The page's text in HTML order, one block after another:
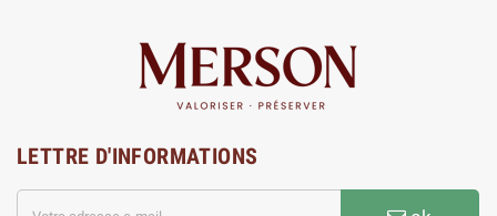
LETTRE D'INFORMATIONS